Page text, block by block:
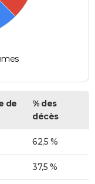
de
% des
décès
62,5 %
37,5 %